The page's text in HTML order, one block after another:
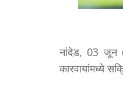
नांदेड, 03 जून
कारवायांमध्ये